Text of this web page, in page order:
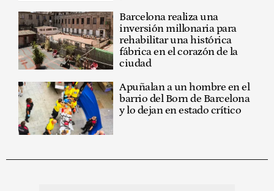
Barcelona realiza una
inversión millonaria para
rehabilitar una histórica
fábrica en el corazón de la
ciudad
Apuñalan a un hombre en el
barrio del Born de Barcelona
y lo dejan en estado crítico